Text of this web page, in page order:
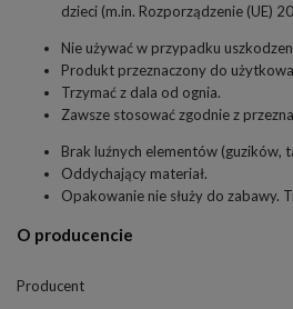
dzieci (m.in. Rozporządzenie (UE)
Nie używać w przypadku
Produkt przeznaczony do
Trzymać z dala od ognia.
Zawsze stosować zgodnie z
Brak luźnych elementów (guzików,
Oddychający materiał.
Opakowanie nie służy do zabawy.
O producencie
Producent